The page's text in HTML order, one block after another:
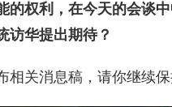
权利，在今天的会谈
访华提出期待？
关消息稿，请你继续保